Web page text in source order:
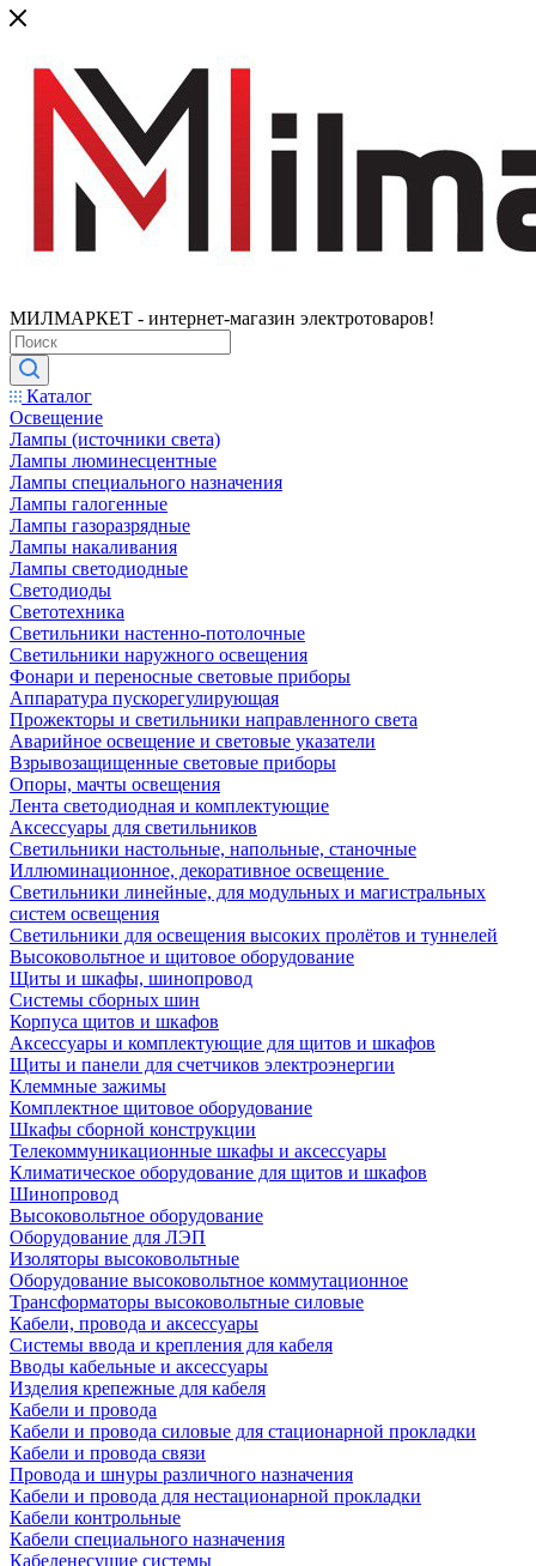
МИЛМАРКЕТ - интернет-магазин электротоваров!
Каталог
Освещение
Лампы (источники света)
Лампы люминесцентные
Лампы специального назначения
Лампы галогенные
Лампы газоразрядные
Лампы накаливания
Лампы светодиодные
Светодиоды
Светотехника
Светильники настенно-потолочные
Светильники наружного освещения
Фонари и переносные световые приборы
Аппаратура пускорегулирующая
Прожекторы и светильники направленного света
Аварийное освещение и световые указатели
Взрывозащищенные световые приборы
Опоры, мачты освещения
Лента светодиодная и комплектующие
Аксессуары для светильников
Светильники настольные, напольные, станочные
Иллюминационное, декоративное освещение
Светильники линейные, для модульных и магистральных
систем освещения
Светильники для освещения высоких пролётов и туннелей
Высоковольтное и щитовое оборудование
Щиты и шкафы, шинопровод
Системы сборных шин
Корпуса щитов и шкафов
Аксессуары и комплектующие для щитов и шкафов
Щиты и панели для счетчиков электроэнергии
Клеммные зажимы
Комплектное щитовое оборудование
Шкафы сборной конструкции
Телекоммуникационные шкафы и аксессуары
Климатическое оборудование для щитов и шкафов
Шинопровод
Высоковольтное оборудование
Оборудование для ЛЭП
Изоляторы высоковольтные
Оборудование высоковольтное коммутационное
Трансформаторы высоковольтные силовые
Кабели, провода и аксессуары
Системы ввода и крепления для кабеля
Вводы кабельные и аксессуары
Изделия крепежные для кабеля
Кабели и провода
Кабели и провода силовые для стационарной прокладки
Кабели и провода связи
Провода и шнуры различного назначения
Кабели и провода для нестационарной прокладки
Кабели контрольные
Кабели специального назначения
Кабеленесущие системы